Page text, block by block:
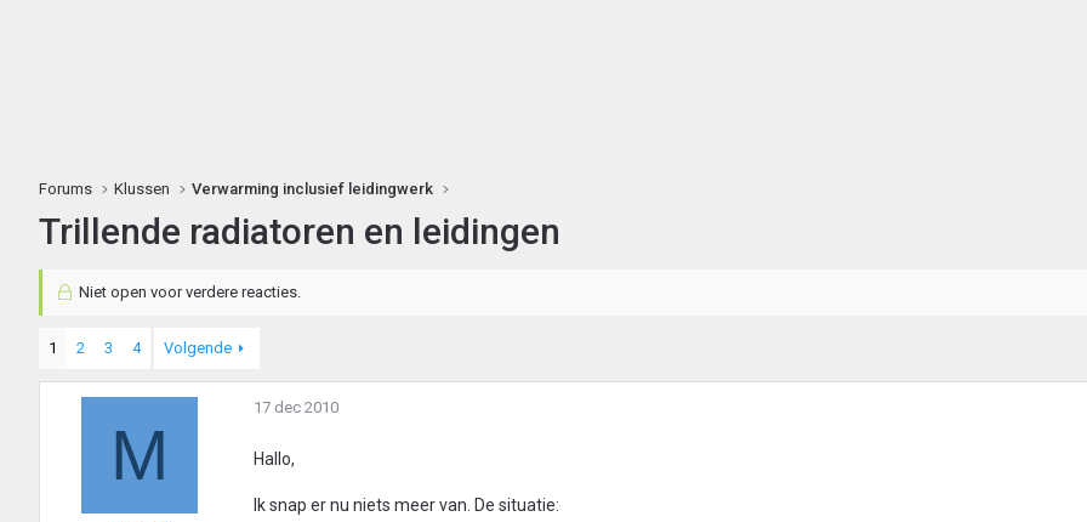
Forums Klussen Verwarming inclusief leidingwerk
Trillende radiatoren en leidingen
Niet open voor verdere reacties.
1 2 3 4 Volgende
M
17 dec 2010
Hallo,
Ik snap er nu niets meer van. De situatie: